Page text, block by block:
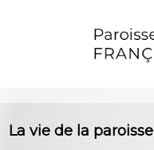
La vie de la paroisse